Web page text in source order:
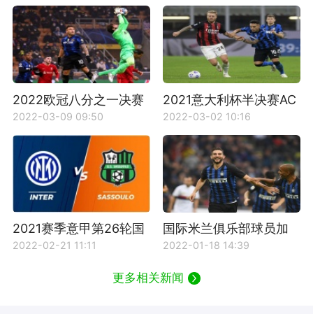
2022欧冠八分之一决赛
次回合利物浦VS国际米
兰比赛回放
2022-03-09 09:50
2021意大利杯半决赛AC
米兰VS国际米兰比赛回
放
2022-03-02 10:16
2021赛季意甲第26轮国
际米兰对阵萨索洛比赛
2022-02-21 11:11
国际米兰俱乐部球员加
利亚尔迪尼资料介绍
2022-01-18 14:39
更多相关新闻